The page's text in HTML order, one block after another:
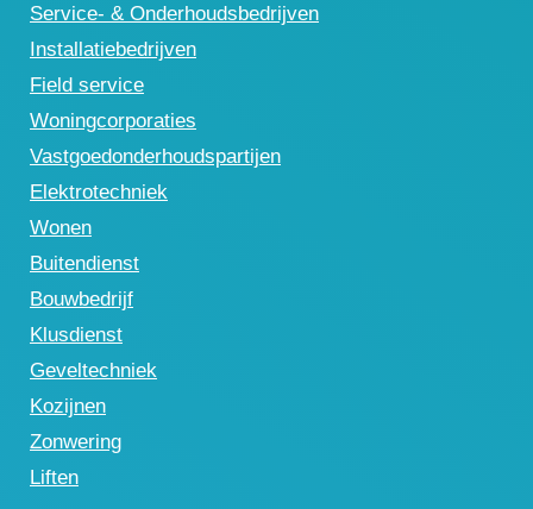
Service- & Onderhoudsbedrijven
Installatiebedrijven
Field service
Woningcorporaties
Vastgoedonderhoudspartijen
Elektrotechniek
Wonen
Buitendienst
Bouwbedrijf
Klusdienst
Geveltechniek
Kozijnen
Zonwering
Liften